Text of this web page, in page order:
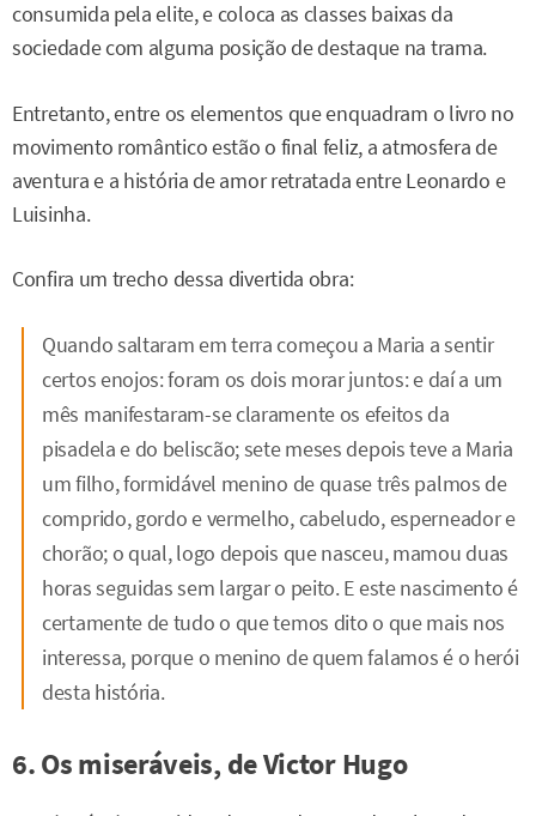
consumida pela elite, e coloca as classes baixas da
sociedade com alguma posição de destaque na trama.
Entretanto, entre os elementos que enquadram o livro no
movimento romântico estão o final feliz, a atmosfera de
aventura e a história de amor retratada entre Leonardo e
Luisinha.
Confira um trecho dessa divertida obra:
Quando saltaram em terra começou a Maria a sentir
certos enojos: foram os dois morar juntos: e daí a um
mês manifestaram-se claramente os efeitos da
pisadela e do beliscão; sete meses depois teve a Maria
um filho, formidável menino de quase três palmos de
comprido, gordo e vermelho, cabeludo, esperneador e
chorão; o qual, logo depois que nasceu, mamou duas
horas seguidas sem largar o peito. E este nascimento é
certamente de tudo o que temos dito o que mais nos
interessa, porque o menino de quem falamos é o herói
desta história.
6. Os miseráveis, de Victor Hugo